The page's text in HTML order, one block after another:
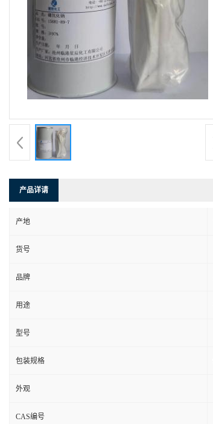
产品详请
产地
货号
品牌
用途
型号
包装规格
外观
CAS编号